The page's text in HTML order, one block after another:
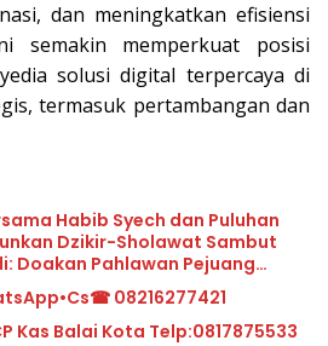
dan meningkatkan efisiensi
semakin memperkuat posisi
solusi digital terpercaya di
termasuk pertambangan dan
Habib Syech dan Puluhan
Dzikir-Sholawat Sambut
Doakan Pahlawan Pejuang
Jaga Indonesia dan Kuatkan
08216277421
Alamat kantor BCA KCP Kas Balai Kota Telp:0817875533